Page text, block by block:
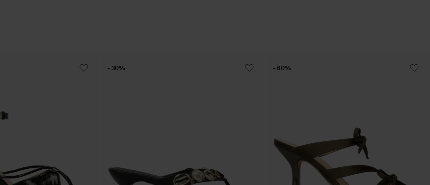
- 30% - 60%